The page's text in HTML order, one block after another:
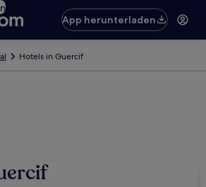
App herunterladen
Hotels in Guercif